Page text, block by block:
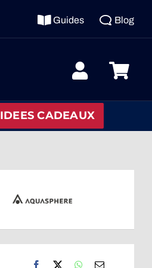
Guides Blog
IDEES CADEAUX